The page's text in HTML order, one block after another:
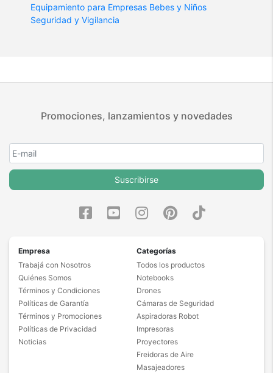
Equipamiento para Empresas Bebes y Niños
Seguridad y Vigilancia
Promociones, lanzamientos y novedades
Suscribirse
Empresa
Trabajá con Nosotros
Quiénes Somos
Términos y Condiciones
Políticas de Garantía
Términos y Promociones
Políticas de Privacidad
Noticias
Categorías
Todos los productos
Notebooks
Drones
Cámaras de Seguridad
Aspiradoras Robot
Impresoras
Proyectores
Freidoras de Aire
Masajeadores